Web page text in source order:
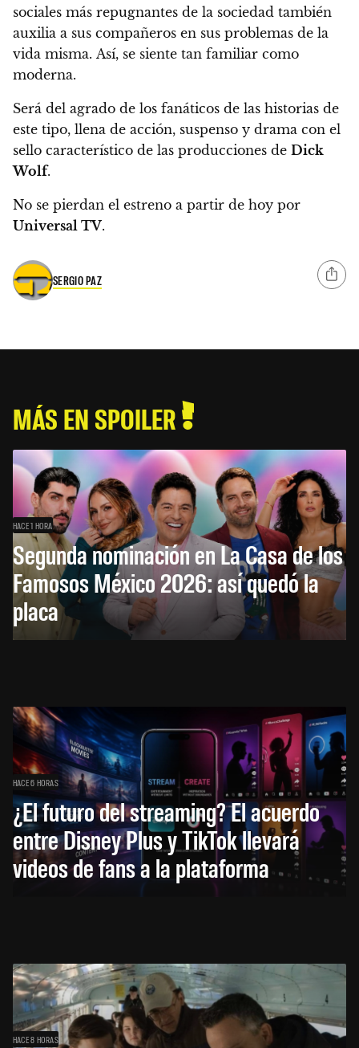
sociales más repugnantes de la sociedad también
auxilia a sus compañeros en sus problemas de la
vida misma. Así, se siente tan familiar como
moderna.
Será del agrado de los fanáticos de las historias de
este tipo, llena de acción, suspenso y drama con el
sello característico de las producciones de Dick
Wolf.
No se pierdan el estreno a partir de hoy por
Universal TV.
SERGIO PAZ
MÁS EN SPOILER
HACE 1 HORA
Segunda nominación en La Casa de los
Famosos México 2026: así quedó la
placa
HACE 6 HORAS
¿El futuro del streaming? El acuerdo
entre Disney Plus y TikTok llevará
videos de fans a la plataforma
HACE 8 HORAS